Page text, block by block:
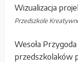
Przedszkole
Wesoła
przedszkolaków